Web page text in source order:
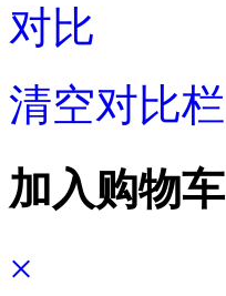
对比
清空对比栏
加入购物车
×